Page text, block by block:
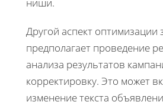
Другой аспект оптимизации
предполагает проведение
анализа результатов
корректировку. Это может
изменение текста